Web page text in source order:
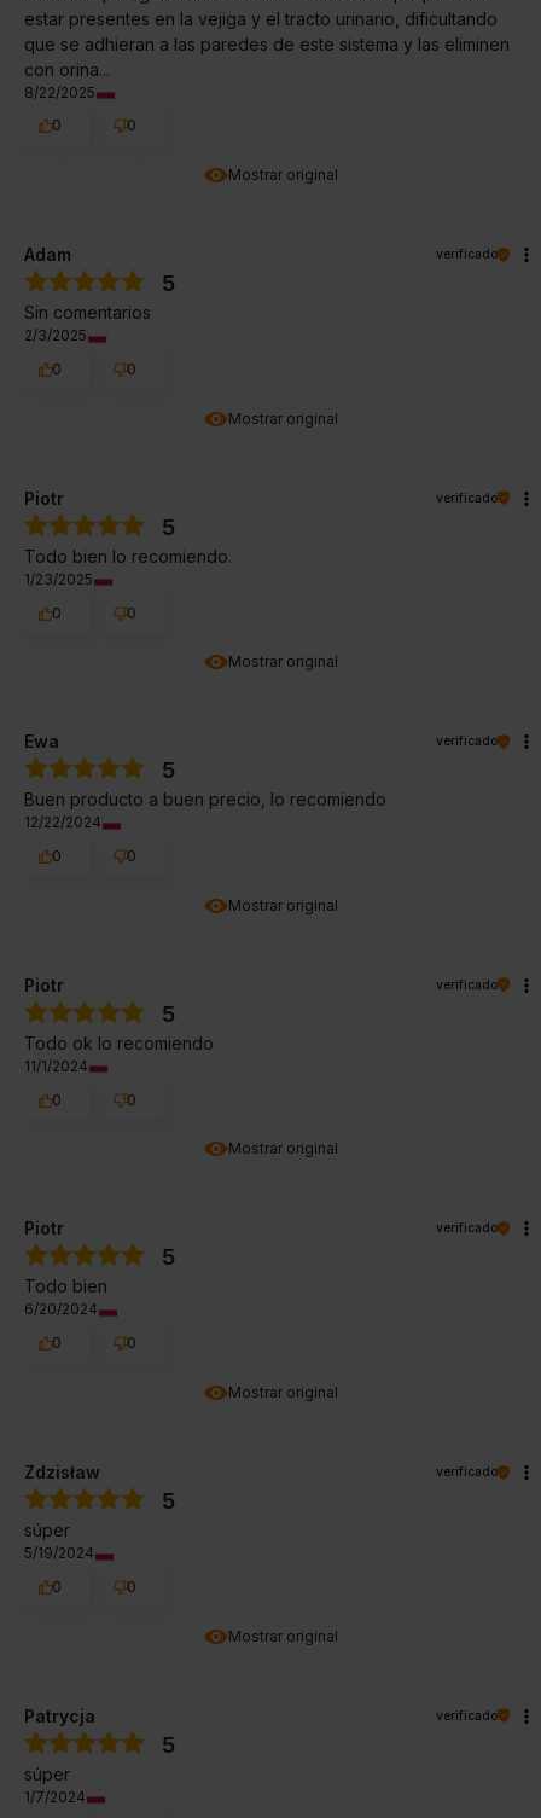
Mostrar original
estar presentes en la vejiga y el tracto urinario, dificultando
que se adhieran a las paredes de este sistema y las eliminen
con orina...
8/22/2025
0
0
Mostrar original
Adam verificado
5
Sin comentarios
2/3/2025
0
0
Mostrar original
Piotr verificado
5
Todo bien lo recomiendo.
1/23/2025
0
0
Mostrar original
Ewa verificado
5
Buen producto a buen precio, lo recomiendo
12/22/2024
0
0
Mostrar original
Piotr verificado
5
Todo ok lo recomiendo
11/1/2024
0
0
Mostrar original
Piotr verificado
5
Todo bien
6/20/2024
0
0
Mostrar original
Zdzisław verificado
5
súper
5/19/2024
0
0
Patrycja verificado
5
súper
1/7/2024